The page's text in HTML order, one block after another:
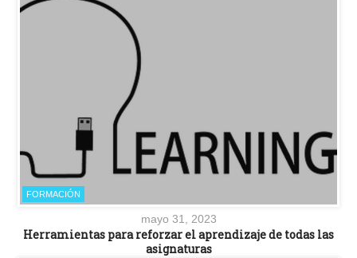
FORMACIÓN
mayo 31, 2023
Herramientas para reforzar el aprendizaje de todas las
asignaturas